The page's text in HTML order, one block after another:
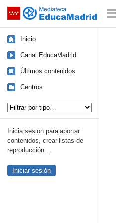
Saltar navegación
Inicio
Canal EducaMadrid
Últimos contenidos
Centros
Inicia sesión para aportar
contenidos, crear listas de
reproducción...
Iniciar sesión